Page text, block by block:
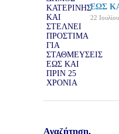
ΕΩΣ
22
Αναζήτηση.